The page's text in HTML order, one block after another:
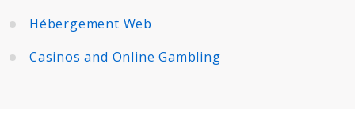
Hébergement Web
Casinos and Online Gambling